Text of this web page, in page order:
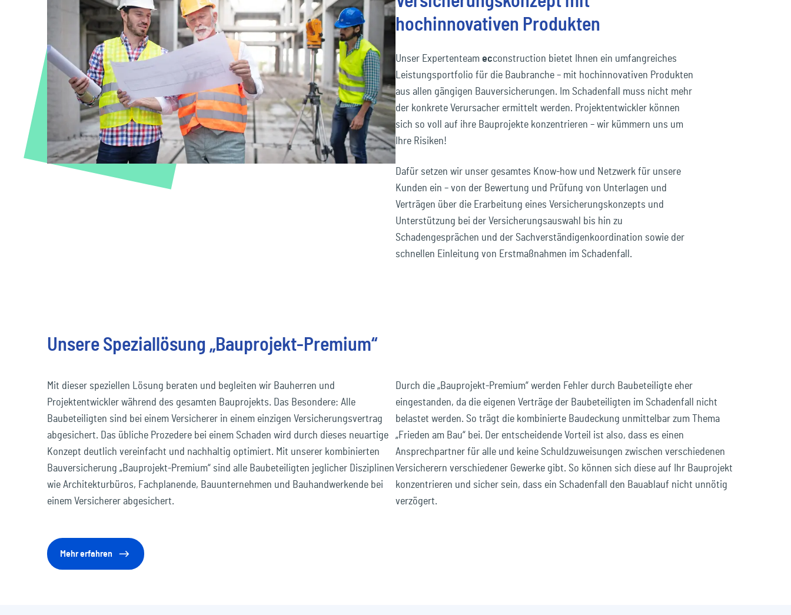
Reisen & Freizeit
hochinnovativen Produkten
Unser Expertenteam ecconstruction bietet Ihnen ein umfangreiches
Leistungsportfolio für die Baubranche – mit hochinnovativen Produkten
aus allen gängigen Bauversicherungen. Im Schadenfall muss nicht mehr
der konkrete Verursacher ermittelt werden. Projektentwickler können
sich so voll auf ihre Bauprojekte konzentrieren – wir kümmern uns um
Ihre Risiken!
Dafür setzen wir unser gesamtes Know-how und Netzwerk für unsere
Kunden ein – von der Bewertung und Prüfung von Unterlagen und
Verträgen über die Erarbeitung eines Versicherungskonzepts und
Unterstützung bei der Versicherungsauswahl bis hin zu
Schadengesprächen und der Sachverständigenkoordination sowie der
schnellen Einleitung von Erstmaßnahmen im Schadenfall.
Unsere Speziallösung „Bauprojekt-Premium“
Mit dieser speziellen Lösung beraten und begleiten wir Bauherren und
Projektentwickler während des gesamten Bauprojekts. Das Besondere: Alle
Baubeteiligten sind bei einem Versicherer in einem einzigen Versicherungsvertrag
abgesichert. Das übliche Prozedere bei einem Schaden wird durch dieses neuartige
Konzept deutlich vereinfacht und nachhaltig optimiert. Mit unserer kombinierten
Bauversicherung „Bauprojekt-Premium“ sind alle Baubeteiligten jeglicher Disziplinen
wie Architekturbüros, Fachplanende, Bauunternehmen und Bauhandwerkende bei
einem Versicherer abgesichert.
Durch die „Bauprojekt-Premium“ werden Fehler durch Baubeteiligte eher
eingestanden, da die eigenen Verträge der Baubeteiligten im Schadenfall nicht
belastet werden. So trägt die kombinierte Baudeckung unmittelbar zum Thema
„Frieden am Bau“ bei. Der entscheidende Vorteil ist also, dass es einen
Ansprechpartner für alle und keine Schuldzuweisungen zwischen verschiedenen
Versicherern verschiedener Gewerke gibt. So können sich diese auf Ihr Bauprojekt
konzentrieren und sicher sein, dass ein Schadenfall den Bauablauf nicht unnötig
verzögert.
Mehr erfahren